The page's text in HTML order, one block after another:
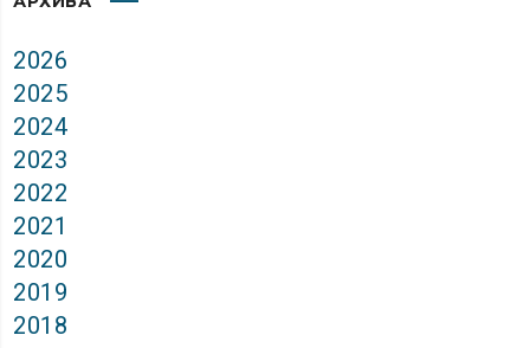
2026
2025
2024
2023
2022
2021
2020
2019
2018